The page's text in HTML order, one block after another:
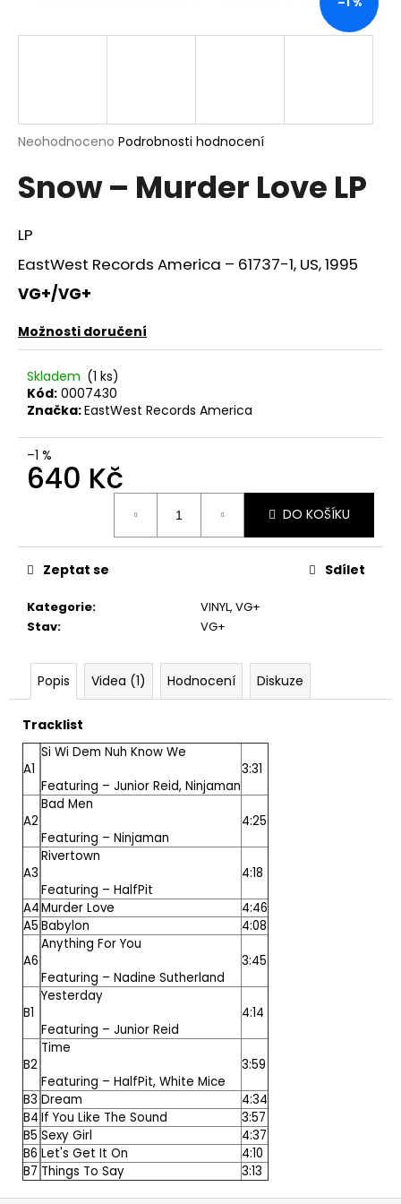
Průměrné
produktu
je
z
5
hvězdiček.
Neohodnoceno Podrobnosti hodnocení
Snow – Murder Love LP
LP
EastWest Records America – 61737-1, US, 1995
VG+/VG+
Možnosti doručení
Skladem (1 ks)
Kód: 0007430
Značka:EastWest Records America
–1 %
640 Kč
DO KOŠÍKU
Kategorie: VINYL, VG+
Stav: VG+
Zeptat se Sdílet
Popis Videa (1) Hodnocení Diskuze
Tracklist
A1
Si Wi Dem Nuh Know We
Featuring – Junior Reid, Ninjaman
3:31
A2
Bad Men
Featuring – Ninjaman
4:25
A3
Rivertown
Featuring – HalfPit
4:18
A4Murder Love
4:46
A5 Babylon 4:08
A6
Anything For You
Featuring – Nadine Sutherland
3:45
B1
Yesterday
Featuring – Junior Reid
4:14
B2
Time
Featuring – HalfPit, White Mice
3:59
B3 Dream
4:34
B4 If You Like The Sound
3:57
B5 Sexy Girl
4:37
B6 Let's Get It On
4:10
B7 Things To Say 3:13
j
?
D
o
p
o
u
č
j
e
m
KRATOCHVÍLOVÁ
JANA
KRATOCHVÍLOVÁ
LP
Kč
Původně:
490
Kč